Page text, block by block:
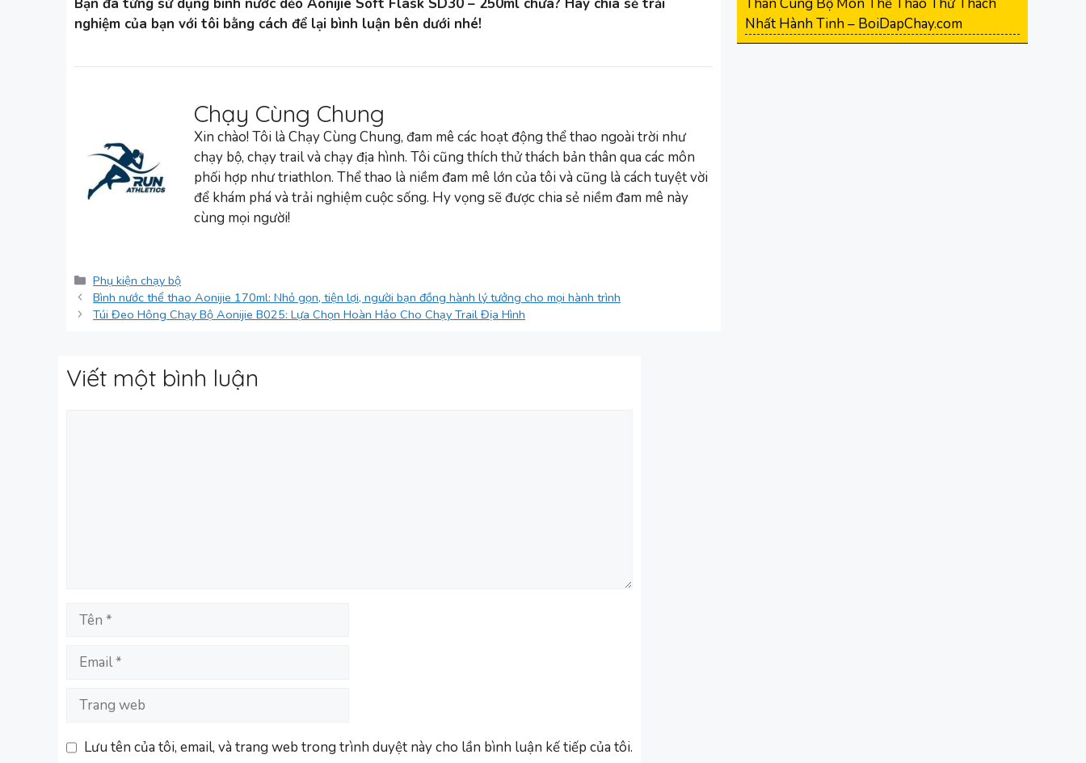
Bạn đã từng sử dụng bình nước dẻo Aonijie Soft Flask SD30 – 250ml chưa? Hãy chia sẻ trải
nghiệm của bạn với tôi bằng cách để lại bình luận bên dưới nhé!
Chạy Cùng Chung
Xin chào! Tôi là Chạy Cùng Chung, đam mê các hoạt động thể thao ngoài trời như
chạy bộ, chạy trail và chạy địa hình. Tôi cũng thích thử thách bản thân qua các môn
phối hợp như triathlon. Thể thao là niềm đam mê lớn của tôi và cũng là cách tuyệt vời
để khám phá và trải nghiệm cuộc sống. Hy vọng sẽ được chia sẻ niềm đam mê này
cùng mọi người!
Danh
mục
Phụ kiện chạy bộ
Bình nước thể thao Aonijie 170ml: Nhỏ gọn, tiện lợi, người bạn đồng hành lý tưởng cho mọi hành trình
Túi Đeo Hông Chạy Bộ Aonijie B025: Lựa Chọn Hoàn Hảo Cho Chạy Trail Địa Hình
Viết một bình luận
Tên
Email
Trang
Lưu tên của tôi, email, và trang web trong trình duyệt này cho lần bình luận kế tiếp của tôi.
Thân Cùng Bộ Môn Thể Thao Thử Thách
Nhất Hành Tinh – BoiDapChay.com